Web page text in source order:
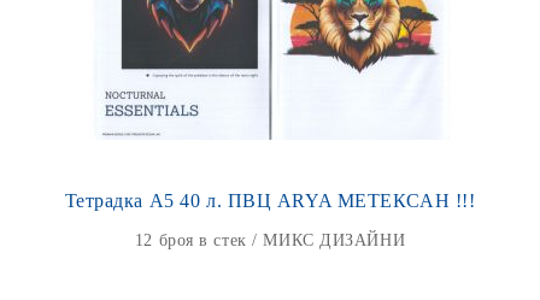
Тетрадка А5 40 л. ПВЦ ARYA МЕТЕКСАН !!!
12 броя в стек / МИКС ДИЗАЙНИ